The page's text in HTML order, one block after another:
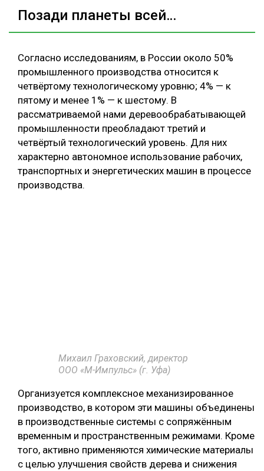
Позади планеты всей…
Согласно исследованиям, в России около 50%
промышленного производства относится к
четвёртому технологическому уровню; 4% — к
пятому и менее 1% — к шестому. В
рассматриваемой нами деревообрабатывающей
промышленности преобладают третий и
четвёртый технологический уровень. Для них
характерно автономное использование рабочих,
транспортных и энергетических машин в процессе
производства.
Михаил Граховский, директор
ООО «М-Импульс» (г. Уфа)
Организуется комплексное механизированное
производство, в котором эти машины объединены
в производственные системы с сопряжённым
временным и пространственным режимами. Кроме
того, активно применяются химические материалы
с целью улучшения свойств дерева и снижения